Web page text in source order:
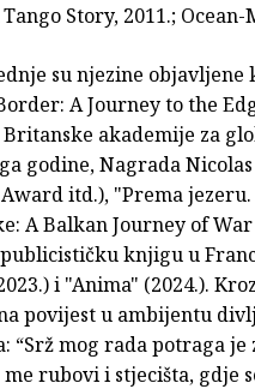
Story, 2011.; Ocean-
su njezine objavljene
A Journey to the
Britanske akademije za
godine, Nagrada
itd.), "Prema
A Balkan Journey of War
knjigu u
i "Anima" (2024.).
povijest u ambijentu
“Srž mog rada potraga
rubovi i stjecišta, gdje